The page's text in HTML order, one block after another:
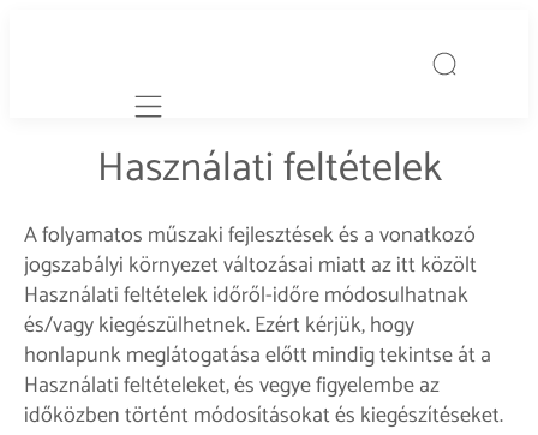
Mobile navigation
Használati feltételek
A folyamatos műszaki fejlesztések és a vonatkozó
jogszabályi környezet változásai miatt az itt közölt
Használati feltételek időről-időre módosulhatnak
és/vagy kiegészülhetnek. Ezért kérjük, hogy
honlapunk meglátogatása előtt mindig tekintse át a
Használati feltételeket, és vegye figyelembe az
időközben történt módosításokat és kiegészítéseket.